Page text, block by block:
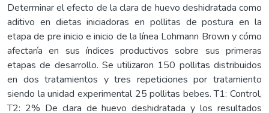
Determinar el efecto de la clara de huevo deshidratada como
aditivo en dietas iniciadoras en pollitas de postura en la
etapa de pre inicio e inicio de la línea Lohmann Brown y cómo
afectaría en sus índices productivos sobre sus primeras
etapas de desarrollo. Se utilizaron 150 pollitas distribuidos
en dos tratamientos y tres repeticiones por tratamiento
siendo la unidad experimental 25 pollitas bebes. T1: Control,
T2: 2% De clara de huevo deshidratada y los resultados